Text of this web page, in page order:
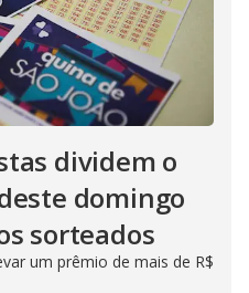
dividem o
domingo
sorteados
um prêmio de mais de R$